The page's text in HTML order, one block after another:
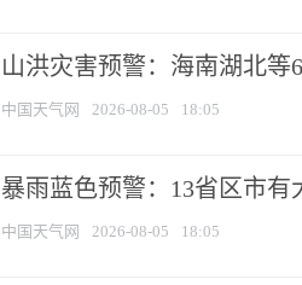
山洪灾害预警：海南湖北
中国天气网 2026-08-05 18:05
暴雨蓝色预警：13省区市
中国天气网 2026-08-05 18:05